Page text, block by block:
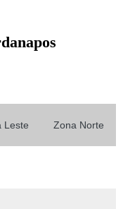
Leste Zona Norte